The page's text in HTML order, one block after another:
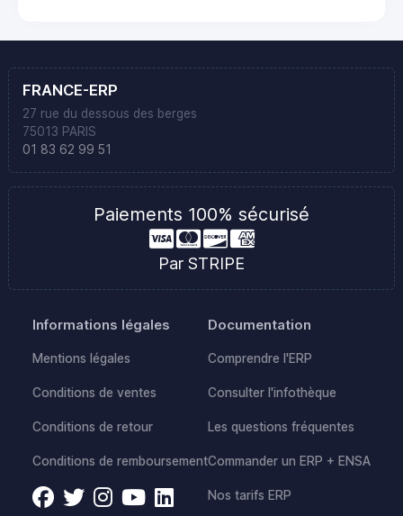
FRANCE-ERP
27 rue du dessous des berges
75013 PARIS
01 83 62 99 51
Paiements 100% sécurisé
Par STRIPE
Informations légales
Mentions légales
Conditions de ventes
Conditions de retour
Conditions de remboursement
Documentation
Comprendre l'ERP
Consulter l'infothèque
Les questions fréquentes
Commander un ERP + ENSA
Nos tarifs ERP